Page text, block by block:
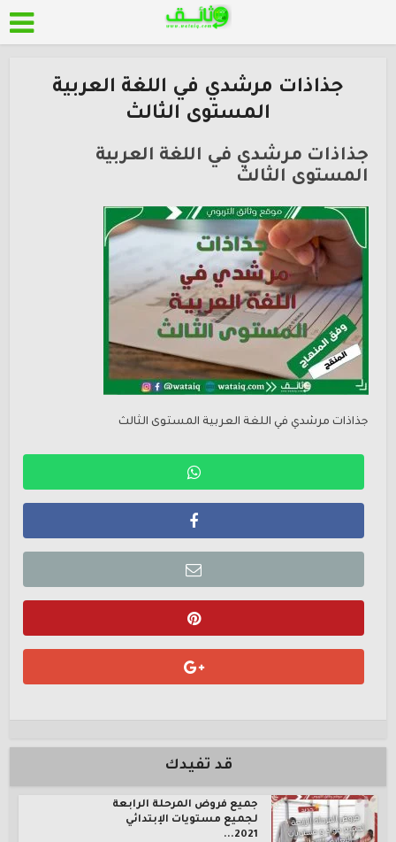
جذاذات مرشدي في اللغة العربية
المستوى الثالث
جذاذات مرشدي في اللغة العربية
المستوى الثالث
جذاذات مرشدي في اللغة العربية المستوى الثالث
قد تفيدك
جميع فروض المرحلة الرابعة
لجميع مستويات الإبتدائي
2021...